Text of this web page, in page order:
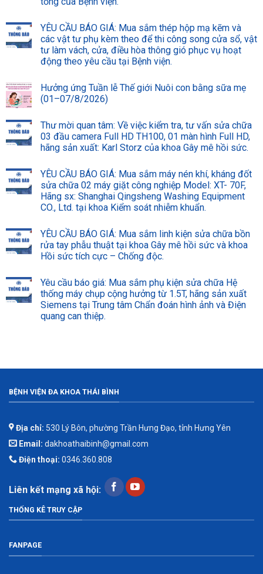
YÊU CẦU BÁO GIÁ: Mua sắm thép hộp mạ kẽm và
các vật tư phụ kèm theo để thi công song cửa sổ, vật
tư làm vách, cửa, điều hòa thông gió phục vụ hoạt
động theo yêu cầu tại Bệnh viện.
Hưởng ứng Tuần lễ Thế giới Nuôi con bằng sữa mẹ
(01–07/8/2026)
Thư mời quan tâm: Về việc kiểm tra, tư vấn sửa chữa
03 đầu camera Full HD TH100, 01 màn hình Full HD,
hãng sản xuất: Karl Storz của khoa Gây mê hồi sức.
YÊU CẦU BÁO GIÁ: Mua sắm máy nén khí, kháng đốt
sửa chữa 02 máy giặt công nghiệp Model: XT- 70F,
Hãng sx: Shanghai Qingsheng Washing Equipment
CO., Ltd. tại khoa Kiểm soát nhiễm khuẩn.
YÊU CẦU BÁO GIÁ: Mua sắm linh kiện sửa chữa bồn
rửa tay phẫu thuật tại khoa Gây mê hồi sức và khoa
Hồi sức tích cực – Chống độc.
Yêu cầu báo giá: Mua sắm phụ kiện sửa chữa Hệ
thống máy chụp cộng hưởng từ 1.5T, hãng sản xuất
Siemens tại Trung tâm Chẩn đoán hình ảnh và Điện
quang can thiệp.
BỆNH VIỆN ĐA KHOA THÁI BÌNH
Địa chỉ: 530 Lý Bôn, phường Trần Hưng Đạo, tỉnh Hưng Yên
Email: dakhoathaibinh@gmail.com
Điện thoại: 0346.360.808
Liên kết mạng xã hội:
THỐNG KÊ TRUY CẬP
FANPAGE